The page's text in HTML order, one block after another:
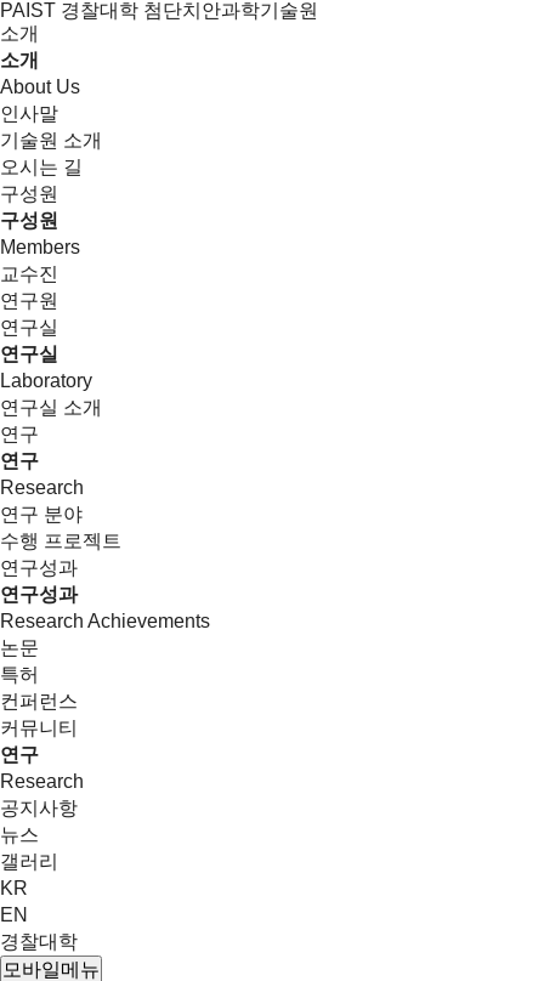
PAIST 경찰대학 첨단치안과학기술원
소개
소개
About Us
인사말
기술원 소개
오시는 길
구성원
구성원
Members
교수진
연구원
연구실
연구실
Laboratory
연구실 소개
연구
연구
Research
연구 분야
수행 프로젝트
연구성과
연구성과
Research Achievements
논문
특허
컨퍼런스
커뮤니티
연구
Research
공지사항
뉴스
갤러리
KR
EN
경찰대학
모바일메뉴